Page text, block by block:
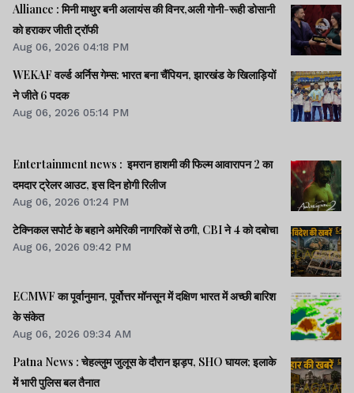
Alliance : मिनी माथुर बनी अलायंस की विनर,अली गोनी-रूही डोसानी
को हराकर जीती ट्रॉफी
Aug 06, 2026 04:18 PM
WEKAF वर्ल्ड अर्निस गेम्स: भारत बना चैंपियन, झारखंड के खिलाड़ियों
ने जीते 6 पदक
Aug 06, 2026 05:14 PM
Entertainment news : इमरान हाशमी की फिल्म आवारापन 2 का
दमदार ट्रेलर आउट, इस दिन होगी रिलीज
Aug 06, 2026 01:24 PM
टेक्निकल सपोर्ट के बहाने अमेरिकी नागरिकों से ठगी, CBI ने 4 को दबोचा
Aug 06, 2026 09:42 PM
ECMWF का पूर्वानुमान, पूर्वोत्तर मॉनसून में दक्षिण भारत में अच्छी बारिश
के संकेत
Aug 06, 2026 09:34 AM
Patna News : चेहल्लुम जुलूस के दौरान झड़प, SHO घायल; इलाके
में भारी पुलिस बल तैनात